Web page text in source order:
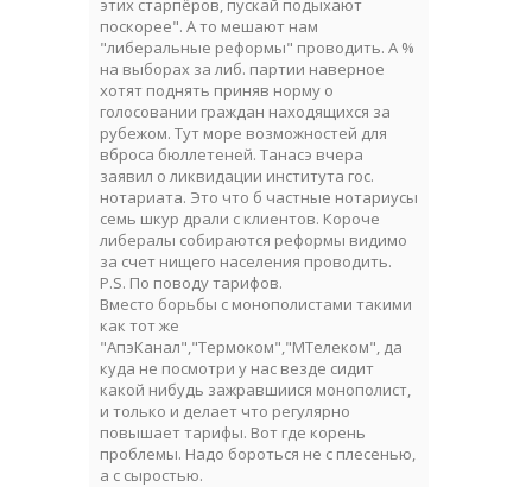
этих старпёров, пускай подыхают
поскорее". А то мешают нам
"либеральные реформы" проводить. А %
на выборах за либ. партии наверное
хотят поднять приняв норму о
голосовании граждан находящихся за
рубежом. Тут море возможностей для
вброса бюллетеней. Танасэ вчера
заявил о ликвидации института гос.
нотариата. Это что б частные нотариусы
семь шкур драли с клиентов. Короче
либералы собираются реформы видимо
за счет нищего населения проводить.
P.S. По поводу тарифов.
Вместо борьбы с монополистами такими
как тот же
"АпэКанал","Термоком","МТелеком", да
куда не посмотри у нас везде сидит
какой нибудь зажравшиися монополист,
и только и делает что регулярно
повышает тарифы. Вот где корень
проблемы. Надо бороться не с плесенью,
а с сыростью.